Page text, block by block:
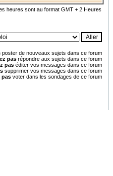
heures sont au format GMT + 2 Heures
poster de nouveaux sujets dans ce forum
pas répondre aux sujets dans ce forum
pas éditer vos messages dans ce forum
supprimer vos messages dans ce forum
pas voter dans les sondages de ce forum